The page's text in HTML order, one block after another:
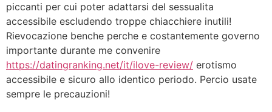
piccanti per cui poter adattarsi del sessualita
accessibile escludendo troppe chiacchiere inutili!
Rievocazione benche perche e costantemente governo
importante durante me convenire
https://datingranking.net/it/ilove-review/ erotismo
accessibile e sicuro allo identico periodo. Percio usate
sempre le precauzioni!